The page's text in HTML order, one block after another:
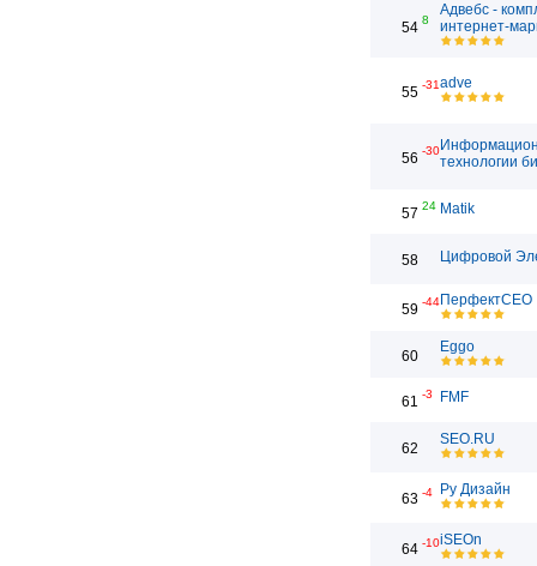
54 8
Адвебс -
интернет-
55 -31adve
56 -30
технологии
57 24 Matik
58 Цифровой
59 -44ПерфектСЕО
60
Eggo
61 -3 FMF
62
SEO.RU
63 -4 Ру Дизайн
64 -10iSEOn